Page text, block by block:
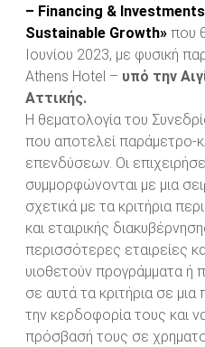
– Financing &
Sustainable Growth» που
Ιουνίου 2023, με φυσική
Athens Hotel – υπό την
Αττικής.
Η θεματολογία του
που αποτελεί παράμετρο-
επενδύσεων. Οι
συμμορφώνονται με μια
σχετικά με τα κριτήρια
και εταιρικής
περισσότερες εταιρείες
υιοθετούν προγράμματα ή
σε αυτά τα κριτήρια σε
την κερδοφορία τους και
πρόσβασή τους σε